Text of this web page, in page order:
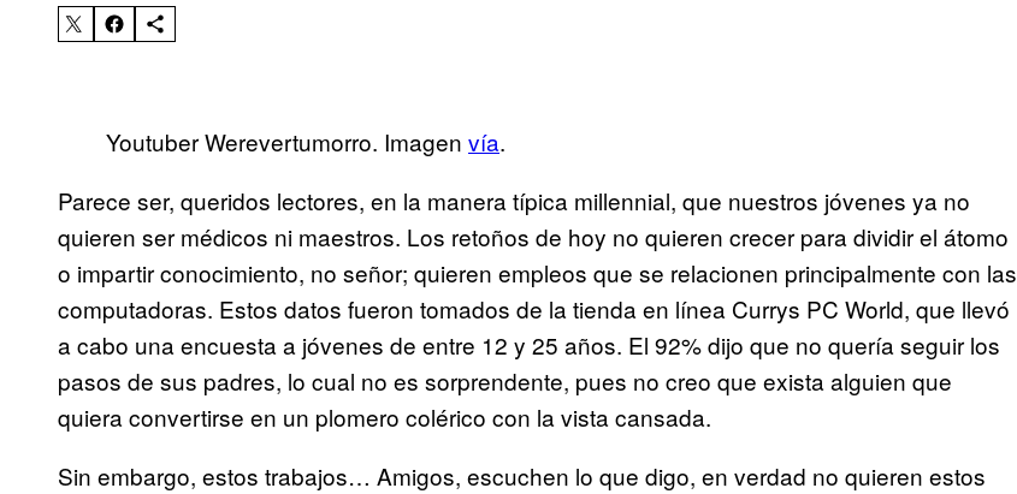
Youtuber Werevertumorro. Imagen vía.
Parece ser, queridos lectores, en la manera típica millennial, que nuestros jóvenes ya no
quieren ser médicos ni maestros. Los retoños de hoy no quieren crecer para dividir el átomo
o impartir conocimiento, no señor; quieren empleos que se relacionen principalmente con las
computadoras. Estos datos fueron tomados de la tienda en línea Currys PC World, que llevó
a cabo una encuesta a jóvenes de entre 12 y 25 años. El 92% dijo que no quería seguir los
pasos de sus padres, lo cual no es sorprendente, pues no creo que exista alguien que
quiera convertirse en un plomero colérico con la vista cansada.
Sin embargo, estos trabajos… Amigos, escuchen lo que digo, en verdad no quieren estos